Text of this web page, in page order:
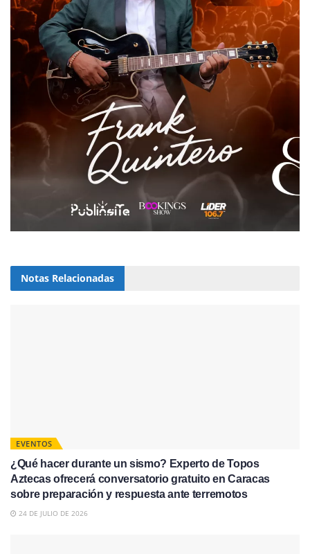
Notas Relacionadas
EVENTOS
¿Qué hacer durante un sismo? Experto de Topos
Aztecas ofrecerá conversatorio gratuito en Caracas
sobre preparación y respuesta ante terremotos
24 DE JULIO DE 2026